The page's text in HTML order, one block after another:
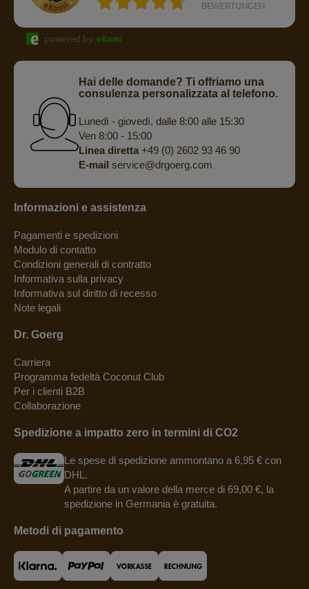
BEWERTUNGEN
powered by eKomi
Hai delle domande? Ti offriamo una
consulenza personalizzata al telefono.
Lunedì - giovedì, dalle 8:00 alle 15:30
Ven 8:00 - 15:00
Linea diretta+49 (0) 2602 93 46 90
E-mail service@drgoerg.com
Informazioni e assistenza
Pagamenti e spedizioni
Modulo di contatto
Condizioni generali di contratto
Informativa sulla privacy
Informativa sul diritto di recesso
Note legali
Dr. Goerg
Carriera
Programma fedeltà Coconut Club
Per i clienti B2B
Collaborazione
Spedizione a impatto zero in termini di CO2
Le spese di spedizione ammontano a 6,95 € con
DHL.
A partire da un valore della merce di 69,00 €, la
spedizione in Germania è gratuita.
Metodi di pagamento